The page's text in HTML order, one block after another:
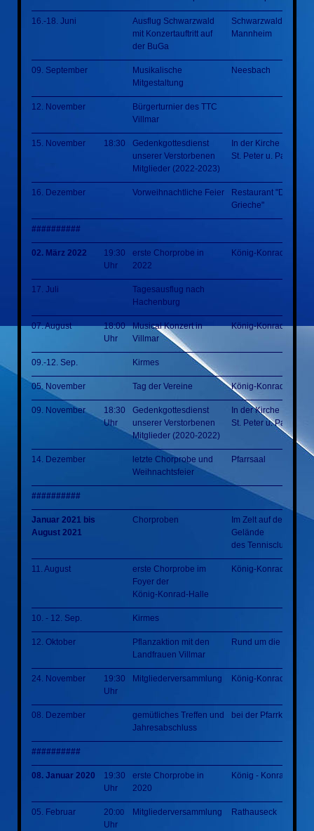
16.-18. Juni
Ausflug Schwarzwald
mit Konzertauftritt auf
der BuGa
Schwarzwald
Mannheim
09. September
Musikalische
Mitgestaltung
Neesbach
12. November
Bürgerturnier des TTC
Villmar
15. November 18:30
Gedenkgottesdienst
unserer Verstorbenen
Mitglieder (2022-2023)
In der Kirche
St. Peter u. Paul
16. Dezember Vorweihnachtliche Feier
Restaurant "Der
Grieche"
##########
02. März 2022
19:30
Uhr
erste Chorprobe in
2022
König-Konrad-Halle
17. Juli
Tagesausflug nach
Hachenburg
07. August
18:00
Uhr
Musical Konzert in
Villmar
König-Konrad-Halle
09.-12. Sep. Kirmes
05. November Tag der Vereine König-Konrad-Halle
09. November
18:30
Uhr
Gedenkgottesdienst
unserer Verstorbenen
Mitglieder (2020-2022)
In der Kirche
St. Peter u. Paul
14. Dezember
letzte Chorprobe und
Weihnachtsfeier
Pfarrsaal
##########
Januar 2021 bis
August 2021
Chorproben
Im Zelt auf dem
Gelände
des Tennisclubs
11. August
erste Chorprobe im
Foyer der
König-Konrad-Halle
König-Konrad-Halle
10. - 12. Sep. Kirmes
12. Oktober
Pflanzaktion mit den
Landfrauen Villmar
Rund um die KKH
24. November
19:30
Uhr
Mitgliederversammlung König-Konrad-Halle
08. Dezember
gemütliches Treffen und
Jahresabschluss
bei der Pfarrkirche
##########
08. Januar 2020
19:30
Uhr
erste Chorprobe in
2020
König - Konrad -
05. Februar 20:00
Uhr
Mitgliederversammlung Rathauseck